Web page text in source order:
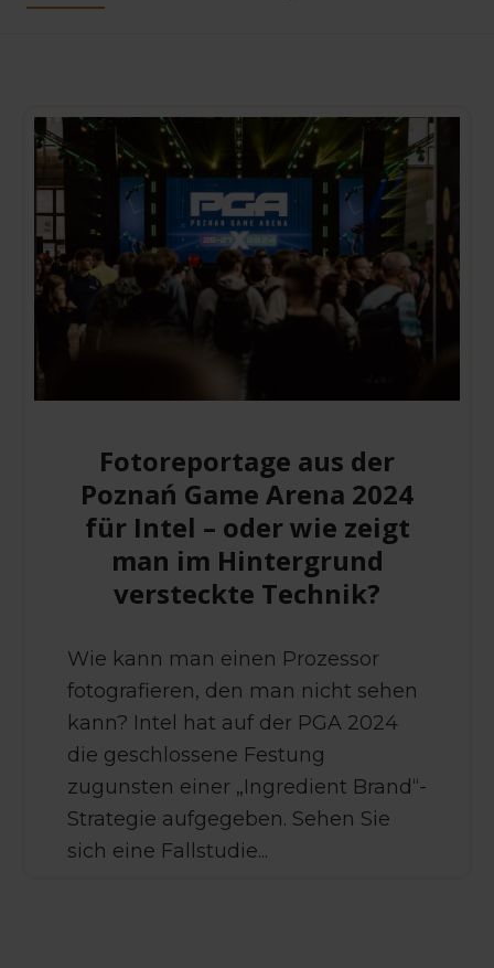
Fotoreportage aus der
Poznań Game Arena 2024
für Intel – oder wie zeigt
man im Hintergrund
versteckte Technik?
Wie kann man einen Prozessor
fotografieren, den man nicht sehen
kann? Intel hat auf der PGA 2024
die geschlossene Festung
zugunsten einer „Ingredient Brand“-
Strategie aufgegeben. Sehen Sie
sich eine Fallstudie...